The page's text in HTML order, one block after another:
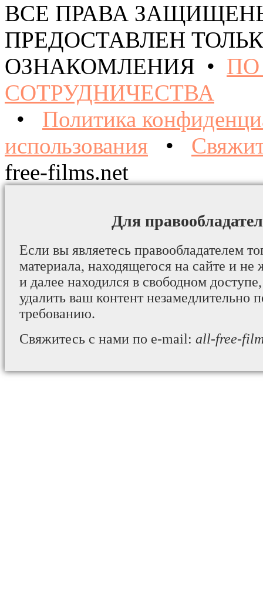
ВСЕ ПРАВА
ПРЕДОСТАВЛЕН
ОЗНАКОМЛЕНИЯ •
СОТРУДНИЧЕСТВА
• Политика
использования •
free-films.net
Для
Если вы являетесь правообладателем
материала, находящегося на сайте и не
и далее находился в свободном
удалить ваш контент незамедлительно
требованию.
Свяжитесь с нами по e-mail: all-free-